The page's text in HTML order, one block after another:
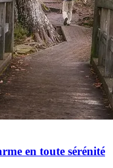
en toute sérénité